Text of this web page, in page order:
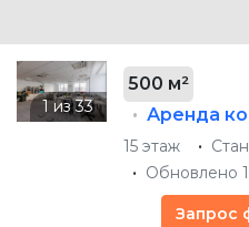
500 м²
Аренда
15 этаж
Обновлено
Запрос